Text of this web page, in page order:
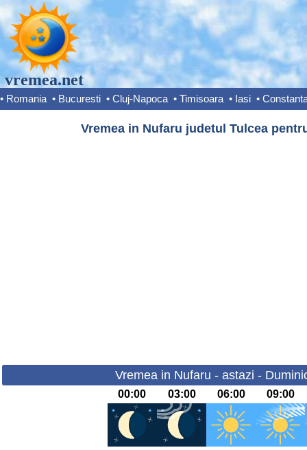
vremea.net
• Romania • Bucuresti • Cluj-Napoca • Timisoara • Iasi •
Vremea in Nufaru judetul Tulcea
Vremea in Nufaru - astazi -
00:00 03:00 06:00 09:00